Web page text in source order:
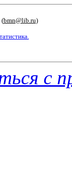
(bmn@lib.ru)
с